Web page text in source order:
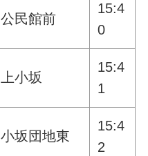
公民館前
15:4
0
上小坂
15:4
1
小坂団地東
15:4
2